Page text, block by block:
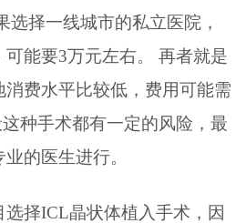
选择一线城市的私立医院，
能要3万元左右。 再者就是
费水平比较低，费用可能需
种手术都有一定的风险，最
的医生进行。
选择ICL晶状体植入手术，因